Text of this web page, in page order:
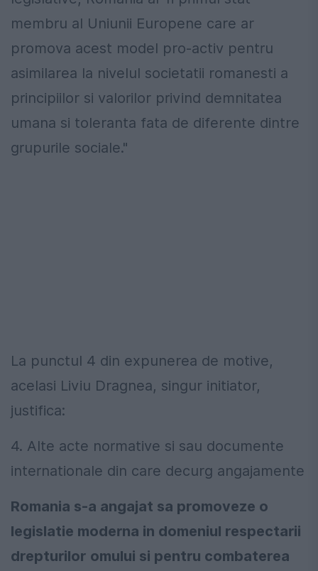
membru al Uniunii Europene care ar
promova acest model pro-activ pentru
asimilarea la nivelul societatii romanesti a
principiilor si valorilor privind demnitatea
umana si toleranta fata de diferente dintre
grupurile sociale."
La punctul 4 din expunerea de motive,
acelasi Liviu Dragnea, singur initiator,
justifica:
4. Alte acte normative si sau documente
internationale din care decurg angajamente
Romania s-a angajat sa promoveze o
legislatie moderna in domeniul respectarii
drepturilor omului si pentru combaterea